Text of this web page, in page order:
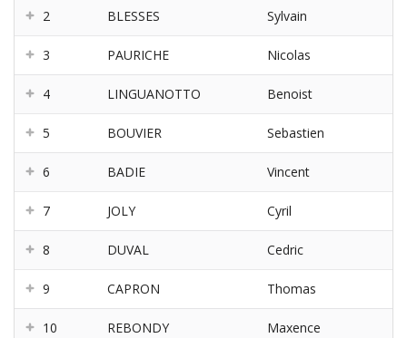
2 BLESSES Sylvain
3 PAURICHE Nicolas
4 LINGUANOTTO Benoist
5 BOUVIER Sebastien
6 BADIE Vincent
7 JOLY Cyril
8 DUVAL Cedric
9 CAPRON Thomas
10 REBONDY Maxence